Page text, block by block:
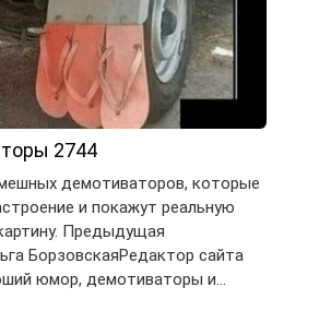
2744
демотиваторов, которые
и покажут реальную
Предыдущая
БорзовскаяРедактор сайта
юмор, демотиваторы и…